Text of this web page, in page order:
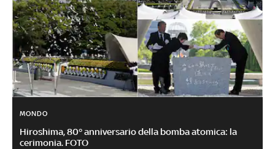
MONDO
Hiroshima, 80° anniversario della bomba atomica: la
cerimonia. FOTO